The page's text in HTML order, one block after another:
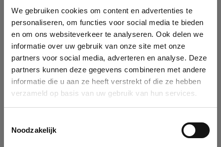
We gebruiken cookies om content en advertenties te
personaliseren, om functies voor social media te bieden
en om ons websiteverkeer te analyseren. Ook delen we
informatie over uw gebruik van onze site met onze
partners voor social media, adverteren en analyse. Deze
partners kunnen deze gegevens combineren met andere
informatie die u aan ze heeft verstrekt of die ze hebben
verzameld op basis van uw gebruik van hun services.
Noodzakelijk
Company
Identification
Please fill in your company details
You can search a company in our database by name, VAT or
enterprise ID. When a company is selected it will auto-complete the
form. If you don't find your company in our database, you can create
service.
See details
Ok